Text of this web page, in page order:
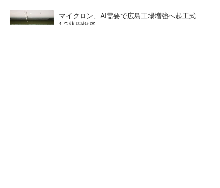
マイクロン、AI需要で広島工場増強へ起工式
1.5兆円投資